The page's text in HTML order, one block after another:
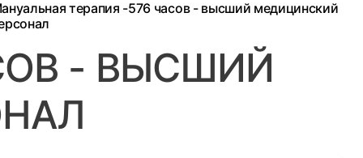
терапия -576 часов - высший медицинский
- ВЫСШИЙ